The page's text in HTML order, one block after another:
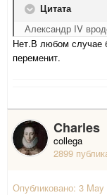
Цитата
Александр IV
Нет.В любом случае
переменит.
Charles
collega
2899
Опубликовано: 3 May